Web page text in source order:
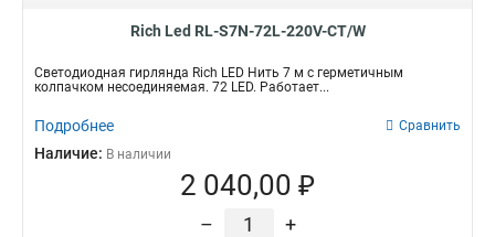
Rich Led RL-S7N-72L-220V-CT/W
Светодиодная гирлянда Rich LED Нить 7 м с герметичным
колпачком несоединяемая. 72 LED. Работает...
Подробнее Сравнить
Наличие: В наличии
2 040,00 ₽
– +